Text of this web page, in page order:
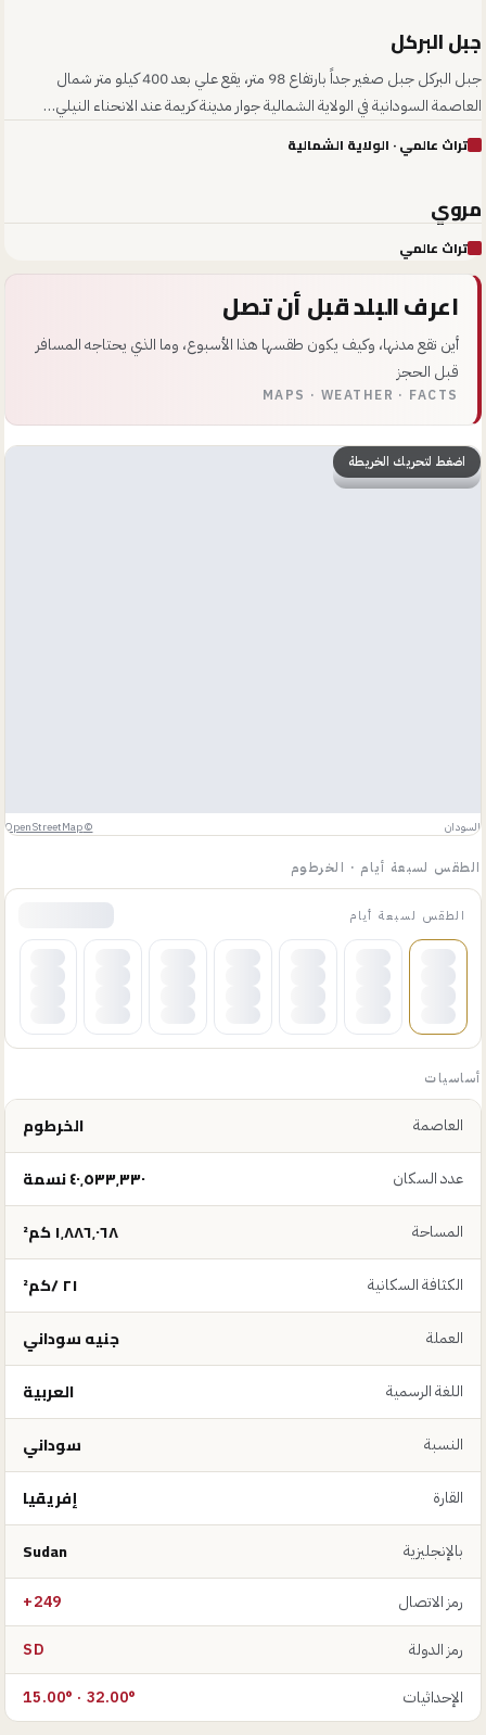
01
جبل البركل
جبل البركل جبل صغير جداً بارتفاع 98 متر، يقع علي بعد 400 كيلو متر شمال
العاصمة السودانية في الولاية الشمالية جوار مدينة كريمة عند الانحناء النيلي…
تراث عالمي· الولاية الشمالية
م02
مروي
تراث عالمي
اعرف البلد قبل أن تصل
أين تقع مدنها، وكيف يكون طقسها هذا الأسبوع، وما الذي يحتاجه المسافر
قبل الحجز
MAPS · WEATHER · FACTS
اضغط لتحريك الخريطة
السودان ©
OpenStreetMap
الطقس لسبعة أيام · الخرطوم
الطقس لسبعة أيام
أساسيات
العاصمة الخرطوم
عدد السكان ٤٠٬٥٣٣٬٣٣٠ نسمة
المساحة ١٬٨٨٦٬٠٦٨ كم²
الكثافة السكانية ٢١ /كم²
العملة جنيه سوداني
اللغة الرسمية العربية
النسبة سوداني
القارة إفريقيا
بالإنجليزية Sudan
رمز الاتصال +249
رمز الدولة SD
الإحداثيات 15.00° · 32.00°